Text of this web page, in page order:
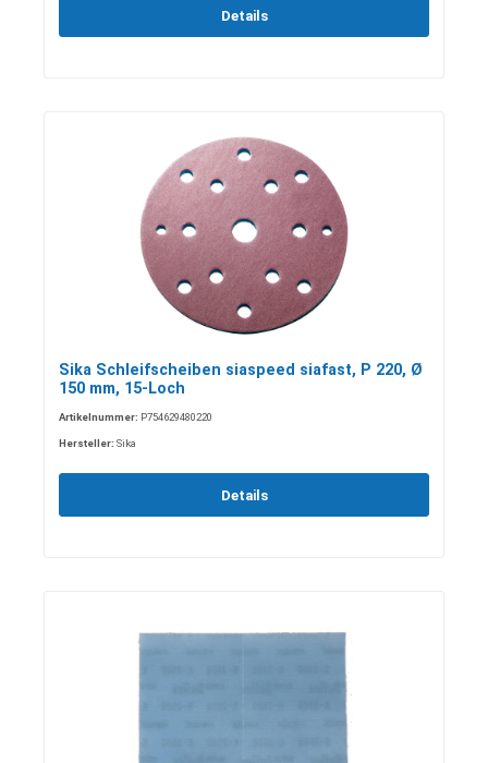
Details
Sika Schleifscheiben siaspeed siafast, P 220, Ø
150 mm, 15-Loch
Artikelnummer: P754629480220
Hersteller: Sika
Details